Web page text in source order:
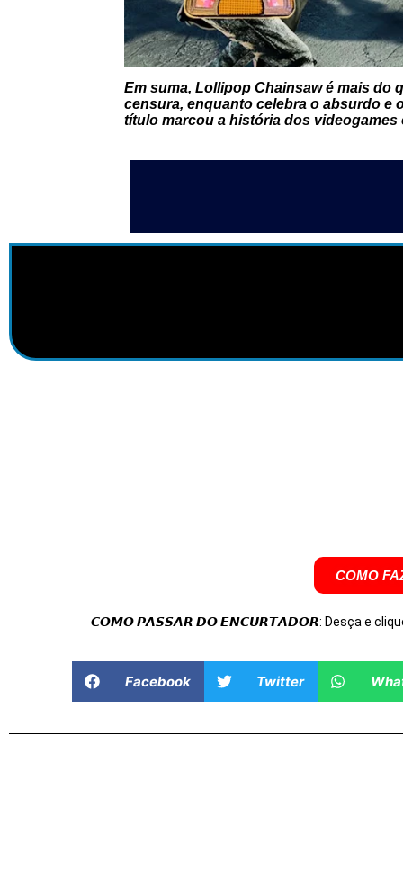
Em suma, Lollipop Chainsawé mais do
censura, enquanto celebra o absurdo e
título marcou a história dos
COMO
𝘾𝙊𝙈𝙊 𝙋𝘼𝙎𝙎𝘼𝙍 𝘿𝙊 𝙀𝙉𝘾𝙐𝙍𝙏𝘼𝘿𝙊𝙍: Desça e clique
Facebook Twitter